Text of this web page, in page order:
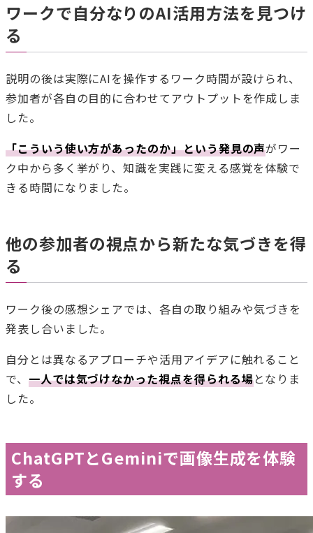
ワークで自分なりのAI活用方法を見つけ
る
説明の後は実際にAIを操作するワーク時間が設けられ、
参加者が各自の目的に合わせてアウトプットを作成しま
した。
「こういう使い方があったのか」という発見の声がワー
ク中から多く挙がり、知識を実践に変える感覚を体験で
きる時間になりました。
他の参加者の視点から新たな気づきを得
る
ワーク後の感想シェアでは、各自の取り組みや気づきを
発表し合いました。
自分とは異なるアプローチや活用アイデアに触れること
で、 一人では気づけなかった視点を得られる場となりま
した。
ChatGPTとGeminiで画像生成を体験
する